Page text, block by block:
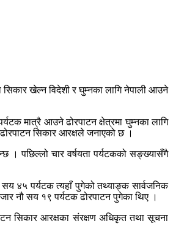
खेल्न विदेशी र घुम्नका लागि नेपाली आउने
मात्रै आउने ढोरपाटन क्षेत्रमा घुम्नका लागि
सिकार आरक्षले जनाएको छ ।
। पछिल्लो चार वर्षयता पर्यटकको सङ्ख्यासँगै
सय ४५ पर्यटक त्यहाँ पुगेको तथ्याङ्क सार्वजनिक
नौ सय १९ पर्यटक ढोरपाटन पुगेका थिए ।
सिकार आरक्षका संरक्षण अधिकृत तथा सूचना